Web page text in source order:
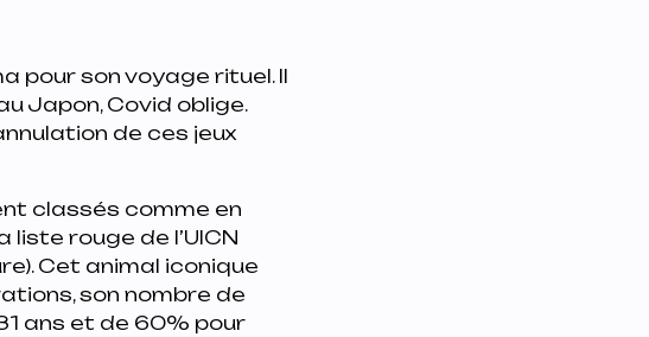
pour son voyage rituel. Il
Japon, Covid oblige.
de ces jeux
classés comme en
rouge de l’UICN
Cet animal iconique
son nombre de
ans et de 60% pour